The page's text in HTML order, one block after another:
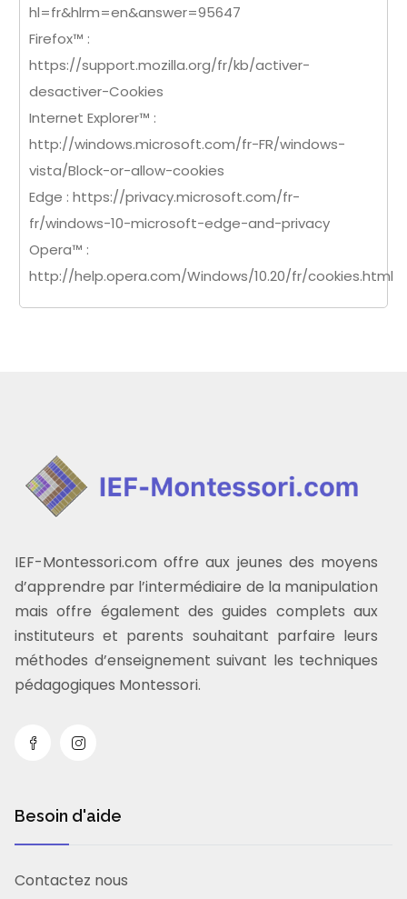
hl=fr&hlrm=en&answer=95647
Firefox™ :
https://support.mozilla.org/fr/kb/activer-
desactiver-Cookies
Internet Explorer™ :
http://windows.microsoft.com/fr-FR/windows-
vista/Block-or-allow-cookies
Edge : https://privacy.microsoft.com/fr-
fr/windows-10-microsoft-edge-and-privacy
Opera™ :
http://help.opera.com/Windows/10.20/fr/cookies.html
IEF-Montessori.com offre aux jeunes des moyens
d’apprendre par l’intermédiaire de la manipulation
mais offre également des guides complets aux
instituteurs et parents souhaitant parfaire leurs
méthodes d’enseignement suivant les techniques
pédagogiques Montessori.
Besoin d'aide
Contactez nous